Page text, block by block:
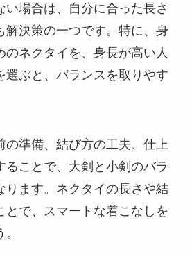
い場合は、自分に合った長さ
解決策の一つです。特に、身
のネクタイを、身長が高い人
選ぶと、バランスを取りやす
の準備、結び方の工夫、仕上
ることで、大剣と小剣のバラ
ります。ネクタイの長さや結
とで、スマートな着こなしを